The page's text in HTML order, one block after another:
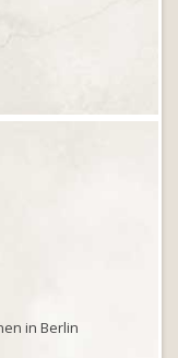
in Berlin